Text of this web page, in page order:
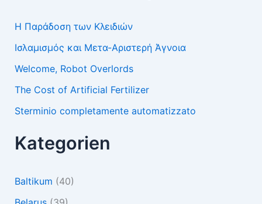
Η Παράδοση των Κλειδιών
Ισλαμισμός και Μετα-Αριστερή Άγνοια
Welcome, Robot Overlords
The Cost of Artificial Fertilizer
Sterminio completamente automatizzato
Kategorien
Baltikum (40)